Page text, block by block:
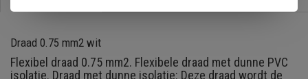
Draad 0.75 mm2 wit
Flexibel draad 0.75 mm2. Flexibele draad met dunne PVC
isolatie. Draad met dunne isolatie: Deze draad wordt de